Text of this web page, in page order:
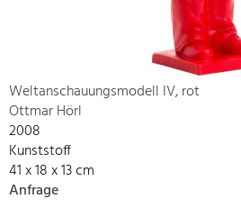
Weltanschauungsmodell IV, rot
Ottmar Hörl
2008
Kunststoff
41 x 18 x 13 cm
Anfrage